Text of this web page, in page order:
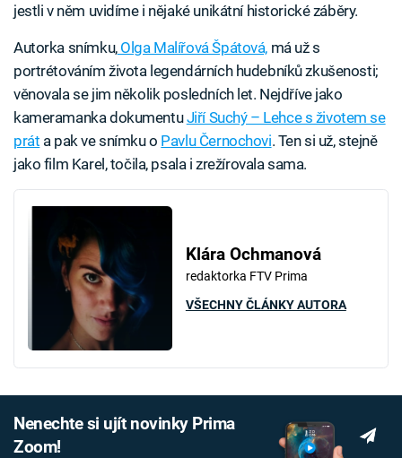
jestli v něm uvidíme i nějaké unikátní historické záběry.
Autorka snímku,Olga Malířová Špátová,má už s
portrétováním života legendárních hudebníků zkušenosti;
věnovala se jim několik posledních let. Nejdříve jako
kameramanka dokumentuJiří Suchý – Lehce s životem se
prát a pak ve snímku o Pavlu Černochovi. Ten si už, stejně
jako film Karel, točila, psala i zrežírovala sama.
Klára Ochmanová
redaktorka FTV Prima
VŠECHNY ČLÁNKY AUTORA
Nenechte si ujít novinky Prima
Zoom!